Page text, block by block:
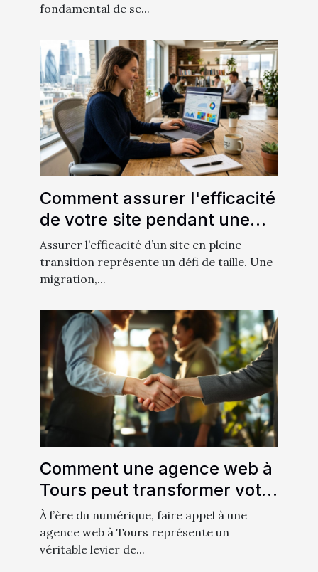
fondamental de se...
Comment assurer l'efficacité
de votre site pendant une
migration ?
Assurer l’efficacité d’un site en pleine
transition représente un défi de taille. Une
migration,...
Comment une agence web à
Tours peut transformer votre
entreprise locale
À l’ère du numérique, faire appel à une
agence web à Tours représente un
véritable levier de...